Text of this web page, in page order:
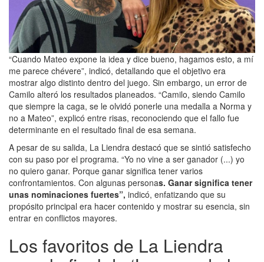
“Cuando Mateo expone la idea y dice bueno, hagamos esto, a mí
me parece chévere”, indicó, detallando que el objetivo era
mostrar algo distinto dentro del juego. Sin embargo, un error de
Camilo alteró los resultados planeados. “Camilo, siendo Camilo
que siempre la caga, se le olvidó ponerle una medalla a Norma y
no a Mateo”, explicó entre risas, reconociendo que el fallo fue
determinante en el resultado final de esa semana.
A pesar de su salida, La Liendra destacó que se sintió satisfecho
con su paso por el programa. “Yo no vine a ser ganador (...) yo
no quiero ganar. Porque ganar significa tener varios
confrontamientos. Con algunas personas. Ganar significa tener
unas nominaciones fuertes”, indicó, enfatizando que su
propósito principal era hacer contenido y mostrar su esencia, sin
entrar en conflictos mayores.
Los favoritos de La Liendra